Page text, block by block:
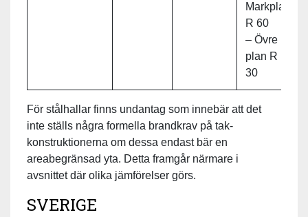
Markplan
R 60
– Övre
plan R
30
För stålhallar finns undantag som innebär att det
inte ställs några formella brandkrav på tak­
konstruktionerna om dessa endast bär en
areabegränsad yta. Detta framgår närmare i
avsnittet där olika jämförelser görs.
SVERIGE